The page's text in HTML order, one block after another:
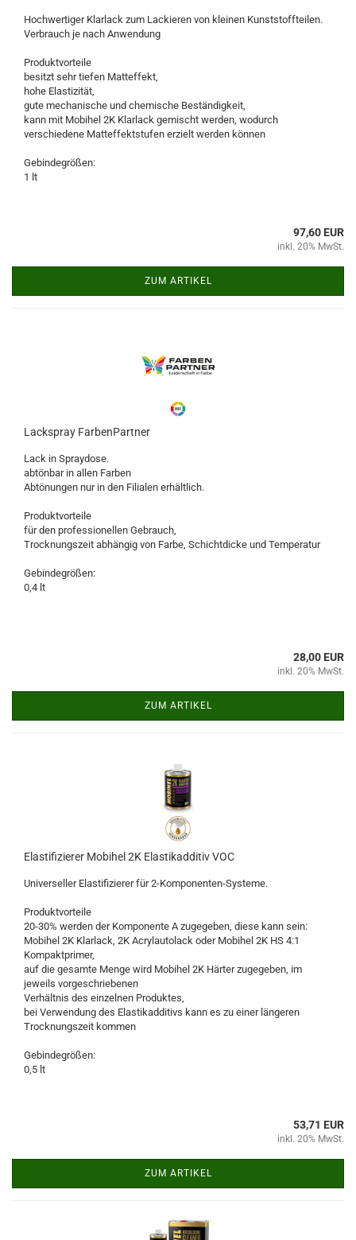
Hochwertiger Klarlack zum Lackieren von kleinen Kunststoffteilen.
Verbrauch je nach Anwendung
Produktvorteile
besitzt sehr tiefen Matteffekt,
hohe Elastizität,
gute mechanische und chemische Beständigkeit,
kann mit Mobihel 2K Klarlack gemischt werden, wodurch
verschiedene Matteffektstufen erzielt werden können
Gebindegrößen:
1 lt
97,60 EUR
inkl. 20% MwSt.
ZUM ARTIKEL
Lackspray FarbenPartner
Lack in Spraydose.
abtönbar in allen Farben
​Abtönungen nur in den Filialen erhältlich.
Produktvorteile
für den professionellen Gebrauch,
Trocknungszeit abhängig von Farbe, Schichtdicke und Temperatur
Gebindegrößen:
0,4 lt
28,00 EUR
inkl. 20% MwSt.
ZUM ARTIKEL
Elastifizierer Mobihel 2K Elastikadditiv VOC
Universeller Elastifizierer für 2-Komponenten-Systeme.
Produktvorteile
20-30% werden der Komponente A zugegeben, diese kann sein:
Mobihel 2K Klarlack, 2K Acrylautolack oder Mobihel 2K HS 4:1
Kompaktprimer,
auf die gesamte Menge wird Mobihel 2K Härter zugegeben, im
jeweils vorgeschriebenen
Verhältnis des einzelnen Produktes,
bei Verwendung des Elastikadditivs kann es zu einer längeren
Trocknungszeit kommen
Gebindegrößen:
0,5 lt
53,71 EUR
inkl. 20% MwSt.
ZUM ARTIKEL